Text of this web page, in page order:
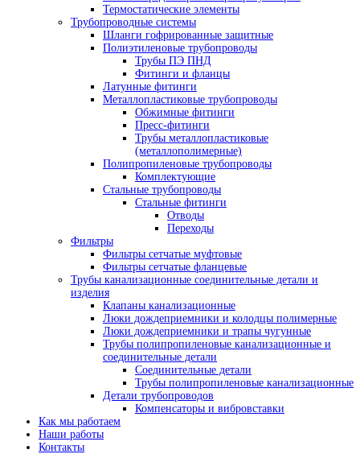
Термостатические элементы
Трубопроводные системы
Шланги гофрированные защитные
Полиэтиленовые трубопроводы
Трубы ПЭ ПНД
Фитинги и фланцы
Латунные фитинги
Металлопластиковые трубопроводы
Обжимные фитинги
Пресс-фитинги
Трубы металлопластиковые
(металлополимерные)
Полипропиленовые трубопроводы
Комплектующие
Стальные трубопроводы
Стальные фитинги
Отводы
Переходы
Фильтры
Фильтры сетчатые муфтовые
Фильтры сетчатые фланцевые
Трубы канализационные соединительные детали и
изделия
Клапаны канализационные
Люки дождеприемники и колодцы полимерные
Люки дождеприемники и трапы чугунные
Трубы полипропиленовые канализационные и
соединительные детали
Соединительные детали
Трубы полипропиленовые канализационные
Детали трубопроводов
Компенсаторы и вибровставки
Как мы работаем
Наши работы
Контакты